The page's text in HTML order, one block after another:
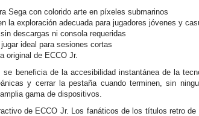
Sega con colorido arte en píxeles submarinos
la exploración adecuada para jugadores jóvenes y
descargas ni consola requeridas
ideal para sesiones cortas
original de ECCO Jr.
beneficia de la accesibilidad instantánea de la
y cerrar la pestaña cuando terminen, sin
gama de dispositivos.
de ECCO Jr. Los fanáticos de los títulos retro